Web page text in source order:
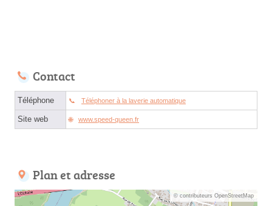
Contact
Téléphone Téléphoner à la laverie automatique
Site web www.speed-queen.fr
Plan et adresse
© contributeurs OpenStreetMap